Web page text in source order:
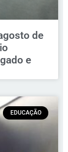
de
e
EDUCAÇÃO